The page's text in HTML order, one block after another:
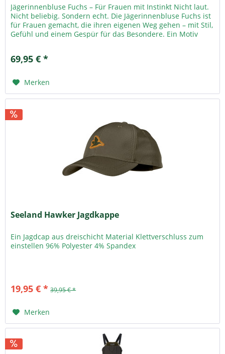
Jägerinnenbluse Fuchs – Für Frauen mit Instinkt Nicht laut.
Nicht beliebig. Sondern echt. Die Jägerinnenbluse Fuchs ist
für Frauen gemacht, die ihren eigenen Weg gehen – mit Stil,
Gefühl und einem Gespür für das Besondere. Ein Motiv
69,95 € *
Merken
Seeland Hawker Jagdkappe
Ein Jagdcap aus dreischicht Material Klettverschluss zum
einstellen 96% Polyester 4% Spandex
19,95 € * 39,95 € *
Merken